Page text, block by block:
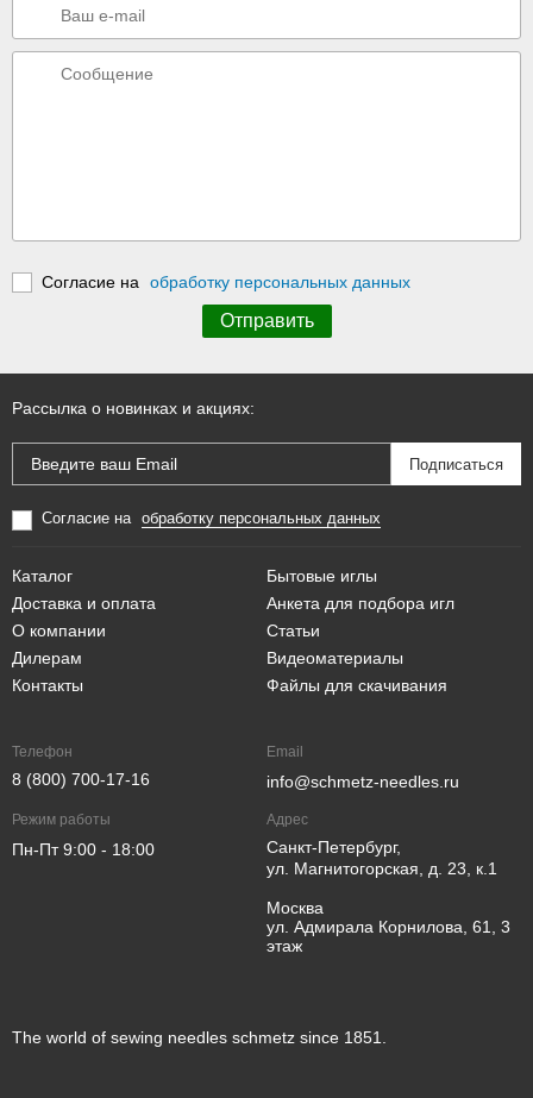
Согласие на обработку персональных данных
The world of sewing needles schmetz since 1851.
Рассылка о новинках и акциях:
Согласие на обработку персональных данных
Каталог
Доставка и оплата
О компании
Дилерам
Контакты
Бытовые иглы
Анкета для подбора игл
Статьи
Видеоматериалы
Файлы для скачивания
Телефон
8 (800) 700-17-16
Email
info@schmetz-needles.ru
Режим работы
Пн-Пт 9:00 - 18:00
Адрес
Санкт-Петербург,
ул. Магнитогорская, д. 23, к.1
Москва
ул. Адмирала Корнилова, 61, 3
этаж